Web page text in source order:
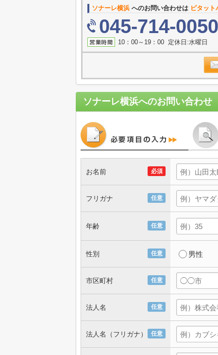
ソナーレ横浜 へのお問い合わせは ピタット
045-714-0050
10：00～19：00 定休日:水曜日
ソナーレ横浜へのお問い合わせ
必須
お名前
任意
フリガナ
任意
年齢
任意
性別 男性
任意
市区町村
任意
法人名
任意
法人名（フリガナ）